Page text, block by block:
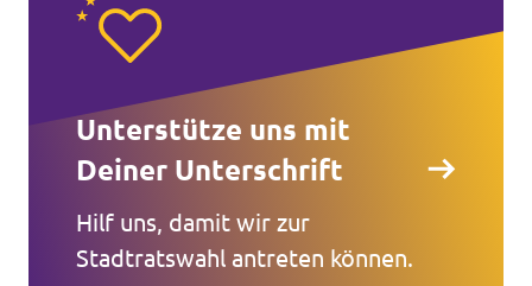
Unterstütze uns mit
Deiner Unterschrift
Hilf uns, damit wir zur
Stadtratswahl antreten können.